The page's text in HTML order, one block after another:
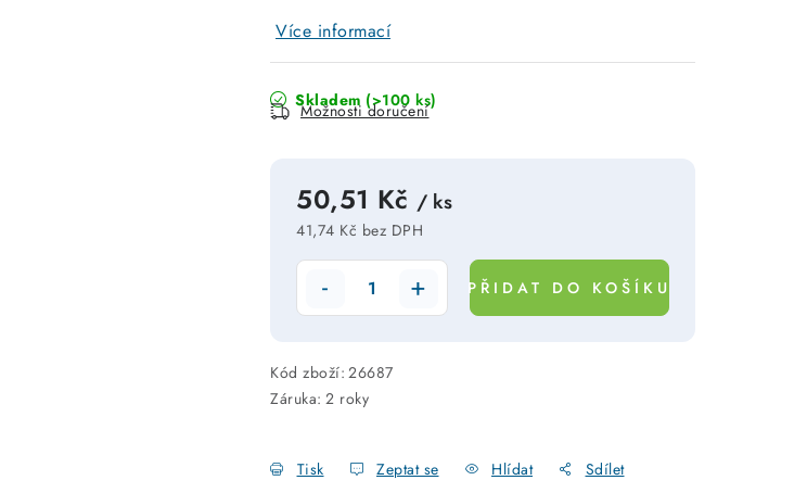
Více informací
Skladem (>100 ks)
Možnosti doručení
50,51 Kč / ks
41,74 Kč bez DPH
PŘIDAT DO KOŠÍKU
Kód zboží: 26687
Záruka: 2 roky
Tisk Zeptat se Hlídat Sdílet